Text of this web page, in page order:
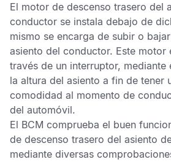
El motor de descenso trasero del
conductor se instala debajo de
mismo se encarga de subir o
asiento del conductor. Este motor
través de un interruptor, mediante
la altura del asiento a fin de tener
comodidad al momento de
del automóvil.
El BCM comprueba el buen
de descenso trasero del asiento
mediante diversas